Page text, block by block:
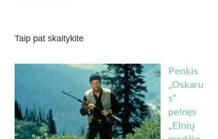
Taip pat skaitykite
Penkis
„Oskaru
s“
pelnęs
„Elnių